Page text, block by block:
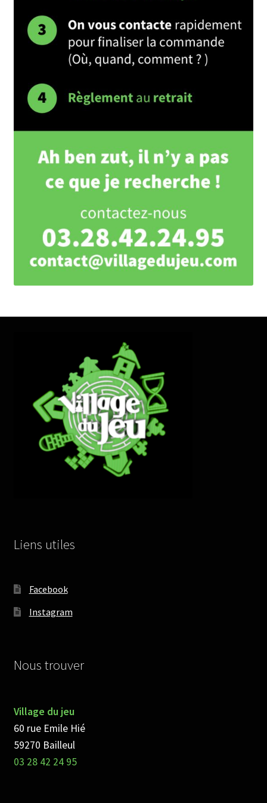
Liens utiles
Facebook
Instagram
Nous trouver
Village du jeu
60 rue Emile Hié
59270 Bailleul
03 28 42 24 95